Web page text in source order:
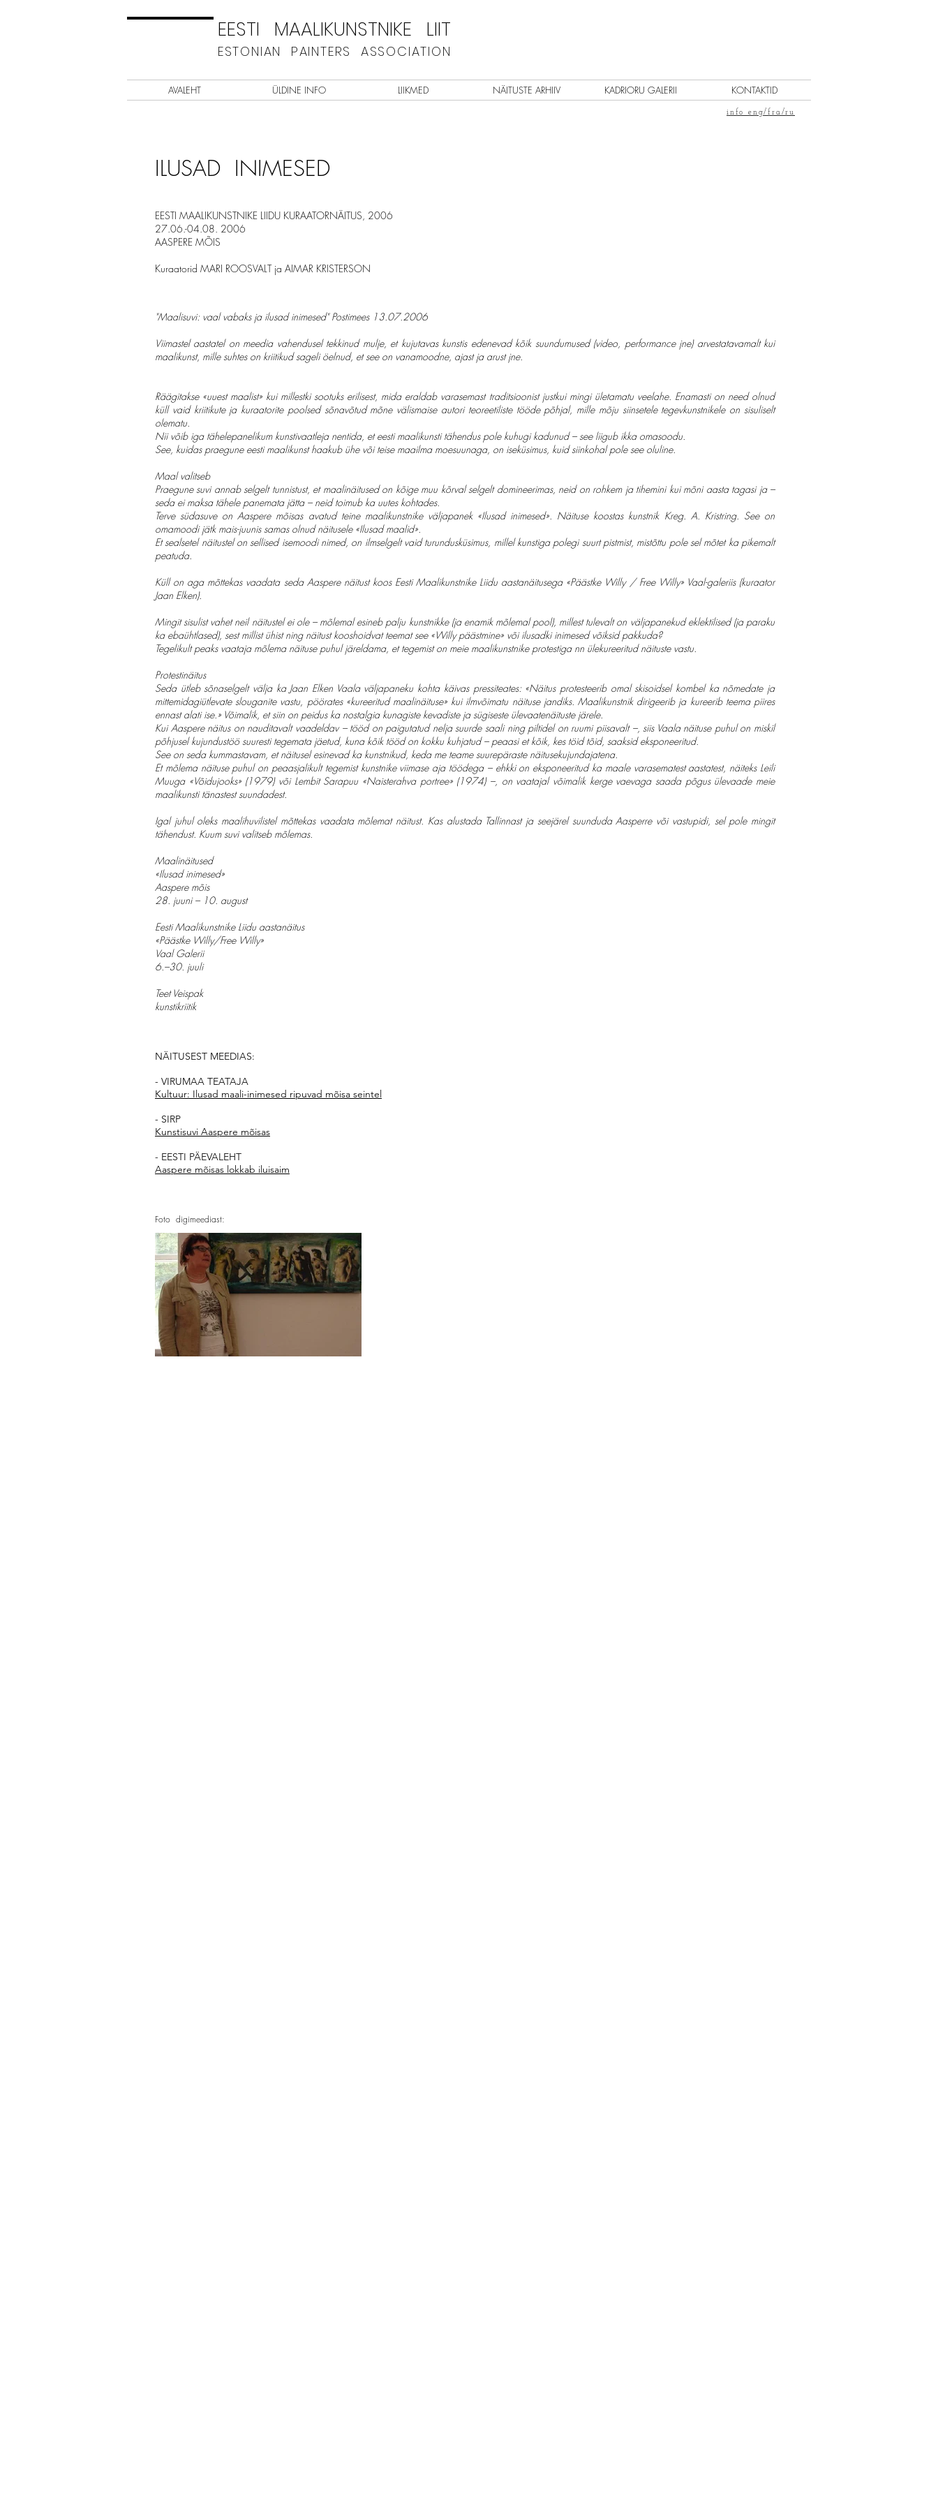
EESTI MAALIKUNSTNIKE LIIT
ESTONIAN PAINTERS ASSOCIATION
AVALEHT ÜLDINE INFO LIIKMED NÄITUSTE ARHIIV KADRIORU GALERII KONTAKTID
info eng/fra/ru
ILUSAD INIMESED
EESTI MAALIKUNSTNIKE LIIDU KURAATORNÄITUS, 2006
27.06.-04.08. 2006
AASPERE MÕIS
Kuraatorid MARI ROOSVALT ja AIMAR KRISTERSON
"Maalisuvi: vaal vabaks ja ilusad inimesed" Postimees 13.07.2006
Viimastel aastatel on meedia vahendusel tekkinud mulje, et kujutavas kunstis edenevad kõik suundumused (video, performance jne) arvestatavamalt kui
maalikunst, mille suhtes on kriitikud sageli öelnud, et see on vanamoodne, ajast ja arust jne.
Räägitakse «uuest maalist» kui millestki sootuks erilisest, mida eraldab varasemast traditsioonist justkui mingi ületamatu veelahe. Enamasti on need olnud
küll vaid kriitikute ja kuraatorite poolsed sõnavõtud mõne välismaise autori teoreetiliste tööde põhjal, mille mõju siinsetele tegevkunstnikele on sisuliselt
olematu.
Nii võib iga tähelepanelikum kunstivaatleja nentida, et eesti maalikunsti tähendus pole kuhugi kadunud – see liigub ikka omasoodu.
See, kuidas praegune eesti maalikunst haakub ühe või teise maailma moesuunaga, on iseküsimus, kuid siinkohal pole see oluline.
Maal valitseb
Praegune suvi annab selgelt tunnistust, et maalinäitused on kõige muu kõrval selgelt domineerimas, neid on rohkem ja tihemini kui mõni aasta tagasi ja –
seda ei maksa tähele panemata jätta – neid toimub ka uutes kohtades.
Terve südasuve on Aaspere mõisas avatud teine maalikunstnike väljapanek «Ilusad inimesed». Näituse koostas kunstnik Kreg. A. Kristring. See on
omamoodi jätk mais-juunis samas olnud näitusele «Ilusad maalid».
Et sealsetel näitustel on sellised isemoodi nimed, on ilmselgelt vaid turundusküsimus, millel kunstiga polegi suurt pistmist, mistõttu pole sel mõtet ka pikemalt
peatuda.
Küll on aga mõttekas vaadata seda Aaspere näitust koos Eesti Maalikunstnike Liidu aastanäitusega «Päästke Willy / Free Willy» Vaal-galeriis (kuraator
Jaan Elken).
Mingit sisulist vahet neil näitustel ei ole – mõlemal esineb palju kunstnikke (ja enamik mõlemal pool), millest tulevalt on väljapanekud eklektilised (ja paraku
ka ebaühtlased), sest millist ühist ning näitust kooshoidvat teemat see «Willy päästmine» või ilusadki inimesed võiksid pakkuda?
Tegelikult peaks vaataja mõlema näituse puhul järeldama, et tegemist on meie maalikunstnike protestiga nn ülekureeritud näituste vastu.
Protestinäitus
Seda ütleb sõnaselgelt välja ka Jaan Elken Vaala väljapaneku kohta käivas pressiteates: «Näitus protesteerib omal skisoidsel kombel ka nõmedate ja
mittemidagiütlevate slouganite vastu, pöörates «kureeritud maalinäituse» kui ilmvõimatu näituse jandiks. Maalikunstnik dirigeerib ja kureerib teema piires
ennast alati ise.» Võimalik, et siin on peidus ka nostalgia kunagiste kevadiste ja sügiseste ülevaatenäituste järele.
Kui Aaspere näitus on nauditavalt vaadeldav – tööd on paigutatud nelja suurde saali ning piltidel on ruumi piisavalt –, siis Vaala näituse puhul on miskil
põhjusel kujundustöö suuresti tegemata jäetud, kuna kõik tööd on kokku kuhjatud – peaasi et kõik, kes töid tõid, saaksid eksponeeritud.
See on seda kummastavam, et näitusel esinevad ka kunstnikud, keda me teame suurepäraste näitusekujundajatena.
Et mõlema näituse puhul on peaasjalikult tegemist kunstnike viimase aja töödega – ehkki on eksponeeritud ka maale varasematest aastatest, näiteks Leili
Muuga «Võidujooks» (1979) või Lembit Sarapuu «Naisterahva portree» (1974) –, on vaatajal võimalik kerge vaevaga saada põgus ülevaade meie
maalikunsti tänastest suundadest.
Igal juhul oleks maalihuvilistel mõttekas vaadata mõlemat näitust. Kas alustada Tallinnast ja seejärel suunduda Aasperre või vastupidi, sel pole mingit
tähendust. Kuum suvi valitseb mõlemas.
Maalinäitused
«Ilusad inimesed»
Aaspere mõis
28. juuni – 10. august
Eesti Maalikunstnike Liidu aastanäitus
«Päästke Willy/Free Willy»
Vaal Galerii
6.–30. juuli
Teet Veispak
kunstikriitik
NÄITUSEST MEEDIAS:
- VIRUMAA TEATAJA
Kultuur: Ilusad maali-inimesed ripuvad mõisa seintel
- SIRP
Kunstisuvi Aaspere mõisas
- EESTI PÄEVALEHT
Aaspere mõisas lokkab iluisaim
Foto digimeediast: